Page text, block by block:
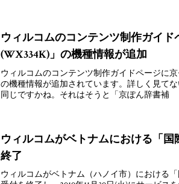
ウィルコムのコンテンツ制作ガイド
(WX334K)」の機種情報が追加
ウィルコムのコンテンツ制作ガイドページに京
の機種情報が追加されています。詳しく見てな
同じですかね。それはそうと「京ぽん辞書補
ウィルコムがベトナムにおける「国
終了
ウィルコムがベトナム（ハノイ市）における